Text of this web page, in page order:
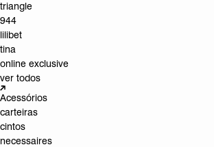
triangle
944
lilibet
tina
online exclusive
ver todos
Acessórios
carteiras
cintos
necessaires